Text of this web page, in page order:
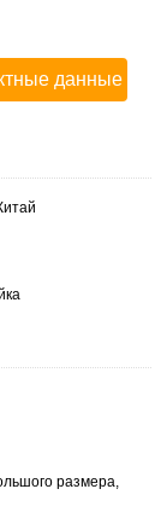
данные
размера,